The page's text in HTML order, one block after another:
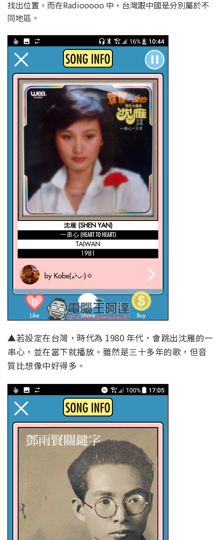
找出位置，而在Radiooooo 中，台灣跟中國是分別屬於不
同地區。
▲若設定在台灣，時代為 1980 年代，會跳出沈雁的一
串心，並在當下就播放。雖然是三十多年的歌，但音
質比想像中好得多。